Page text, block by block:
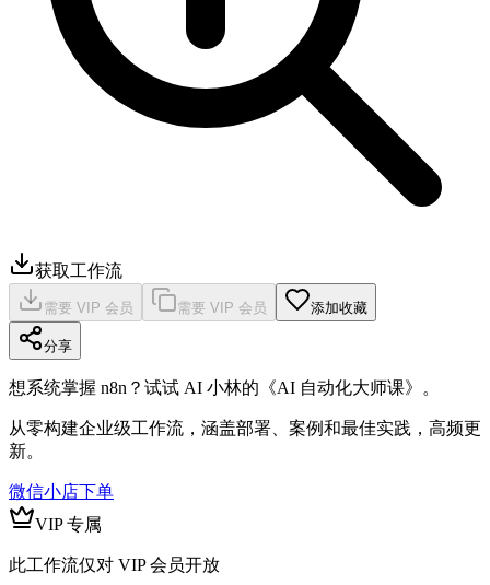
获取工作流
需要 VIP 会员 需要 VIP 会员 添加收藏
分享
想系统掌握 n8n？试试 AI 小林的《AI 自动化大师课》。
从零构建企业级工作流，涵盖部署、案例和最佳实践，高频更
新。
微信小店下单
VIP 专属
此工作流仅对 VIP 会员开放